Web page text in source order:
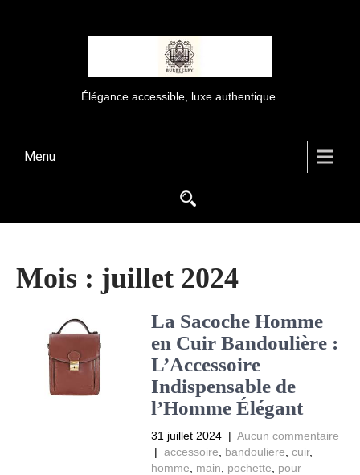
Élégance accessible, luxe authentique.
Menu
Mois : juillet 2024
La Sacoche Homme
en Cuir Bandoulière :
L’Accessoire
Indispensable de
l’Homme Élégant
31 juillet 2024 | Aucun commentaire
| accessoire bandouliere cuir,
homme
main pochette
pour